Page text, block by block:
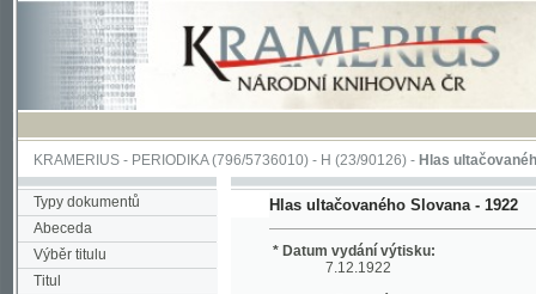
KRAMERIUS-PERIODIKA(796/5736010) -H(23/90126) -Hlas ultačovaného
Typy dokumentů
Abeceda
Výběr titulu
Titul
Ročník
Hlas ultačovaného Slovana - 1922
* Datum vydání výtisku:
7.12.1922
* Typ stránky: